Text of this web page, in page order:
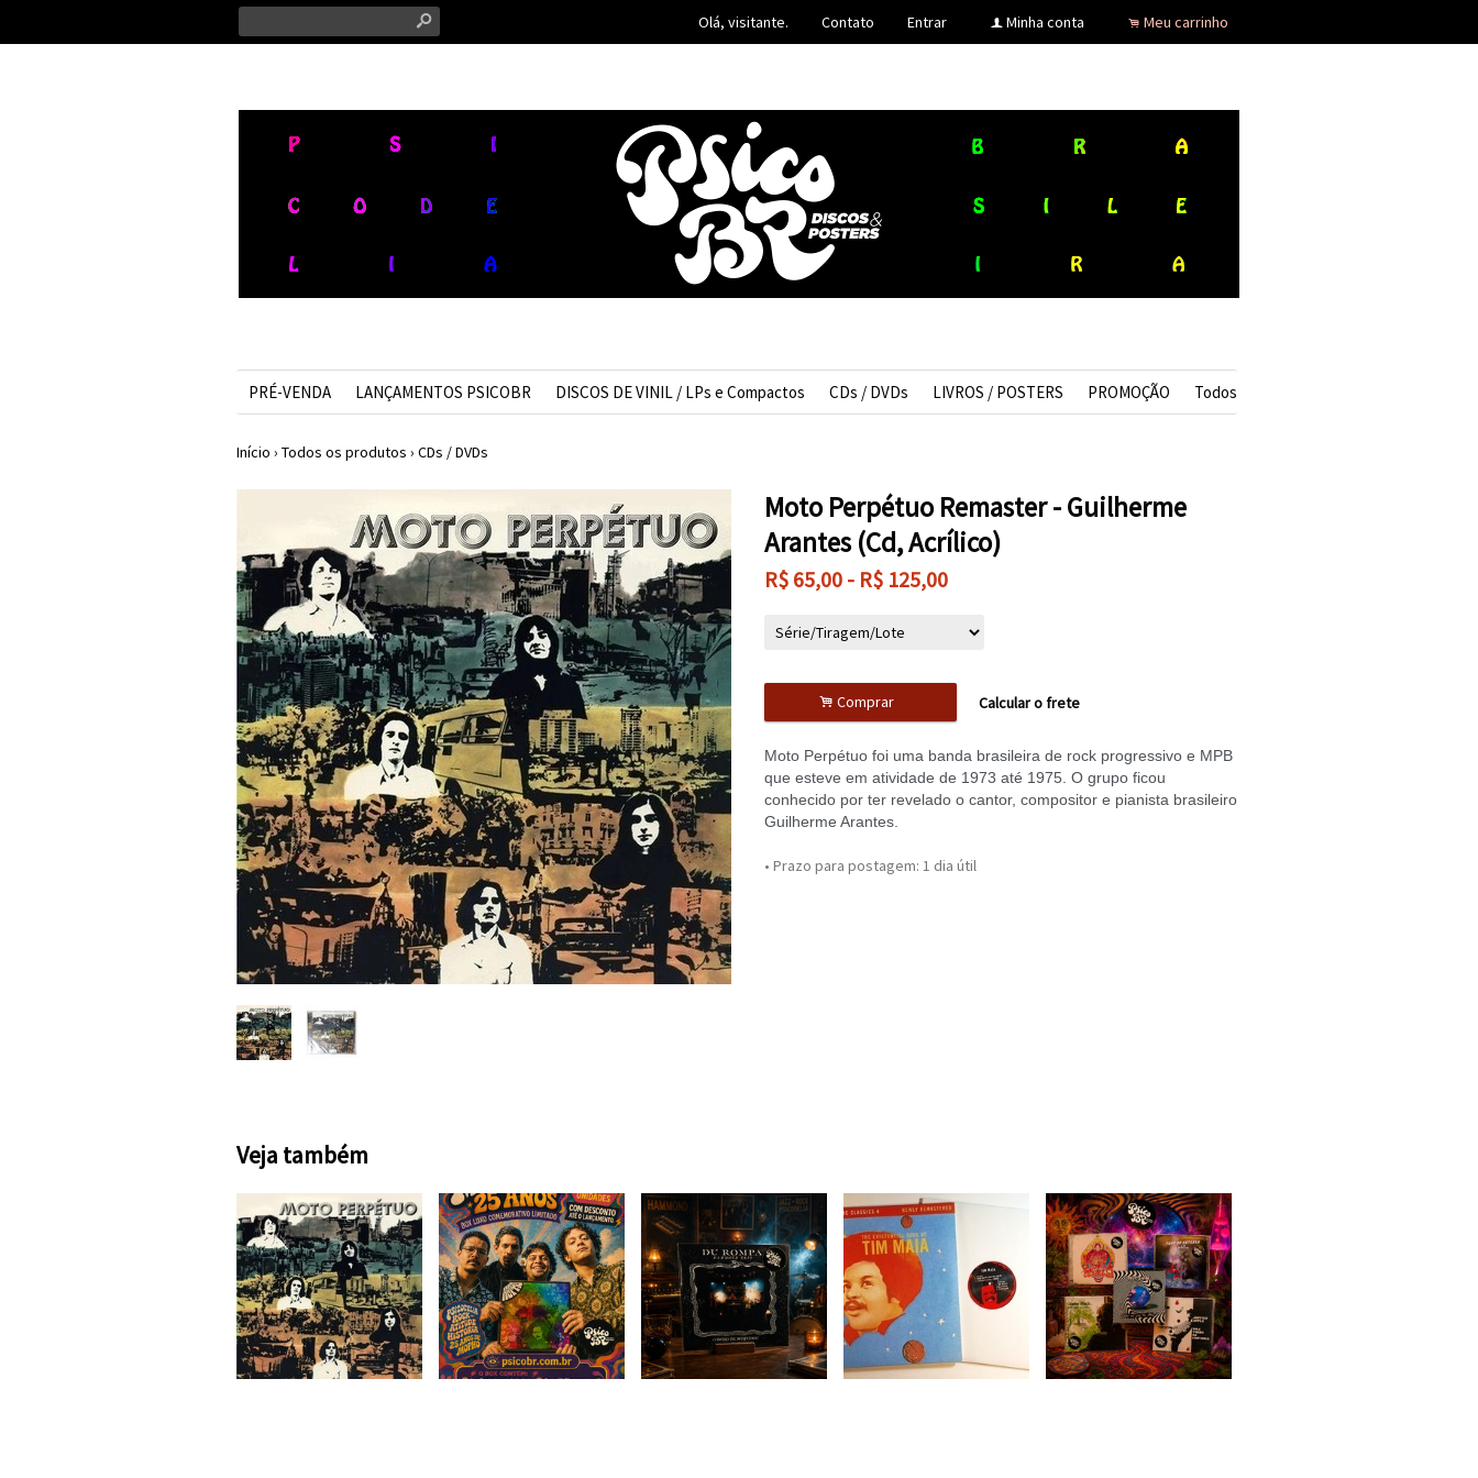
s Olá, visitante. Contato Entrar f Minha conta . Meu carrinho
PRÉ-VENDA LANÇAMENTOS PSICOBR DISCOS DE VINIL / LPs e Compactos CDs / DVDs LIVROS / POSTERS PROMOÇÃO Todos
Início › Todos os produtos › CDs / DVDs
Moto Perpétuo Remaster - Guilherme
Arantes (Cd, Acrílico)
R$ 65,00 - R$ 125,00
. Comprar Calcular o frete
Moto Perpétuo foi uma banda brasileira de rock progressivo e MPB
que esteve em atividade de 1973 até 1975. O grupo ficou
conhecido por ter revelado o cantor, compositor e pianista brasileiro
Guilherme Arantes.
• Prazo para postagem: 1 dia útil
Veja também